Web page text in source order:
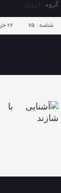
گروه : انرژی
شناسه : 75 ۲۶ خرداد ۱۴۰۴ - ۱۲:۲۸